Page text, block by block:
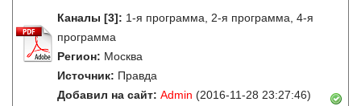
Каналы [3]: 1-я программа, 2-я программа, 4-я
программа
Регион: Москва
Источник: Правда
Добавил на сайт: Admin (2016-11-28 23:27:46)